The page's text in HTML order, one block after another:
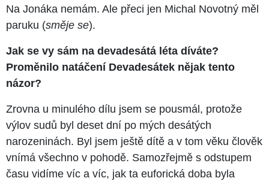
Na Jonáka nemám. Ale přeci jen Michal Novotný měl
paruku (směje se).
Jak se vy sám na devadesátá léta díváte?
Proměnilo natáčení Devadesátek nějak tento
názor?
Zrovna u minulého dílu jsem se pousmál, protože
výlov sudů byl deset dní po mých desátých
narozeninách. Byl jsem ještě dítě a v tom věku člověk
vnímá všechno v pohodě. Samozřejmě s odstupem
času vidíme víc a víc, jak ta euforická doba byla